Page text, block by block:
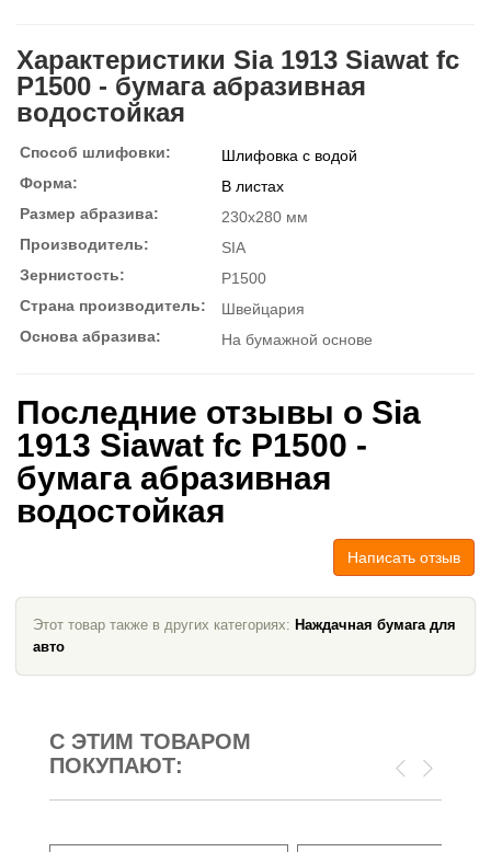
Характеристики Sia 1913 Siawat fc
P1500 - бумага абразивная
водостойкая
Способ шлифовки:
Шлифовка с водой
Форма:
В листах
Размер абразива:
230x280 мм
Производитель:
SIA
Зернистость:
P1500
Страна производитель:
Швейцария
Основа абразива:
На бумажной основе
Последние отзывы о Sia
1913 Siawat fc P1500 -
бумага абразивная
водостойкая
Написать отзыв
Этот товар также в других категориях: Наждачная бумага для
авто
С ЭТИМ ТОВАРОМ
ПОКУПАЮТ: